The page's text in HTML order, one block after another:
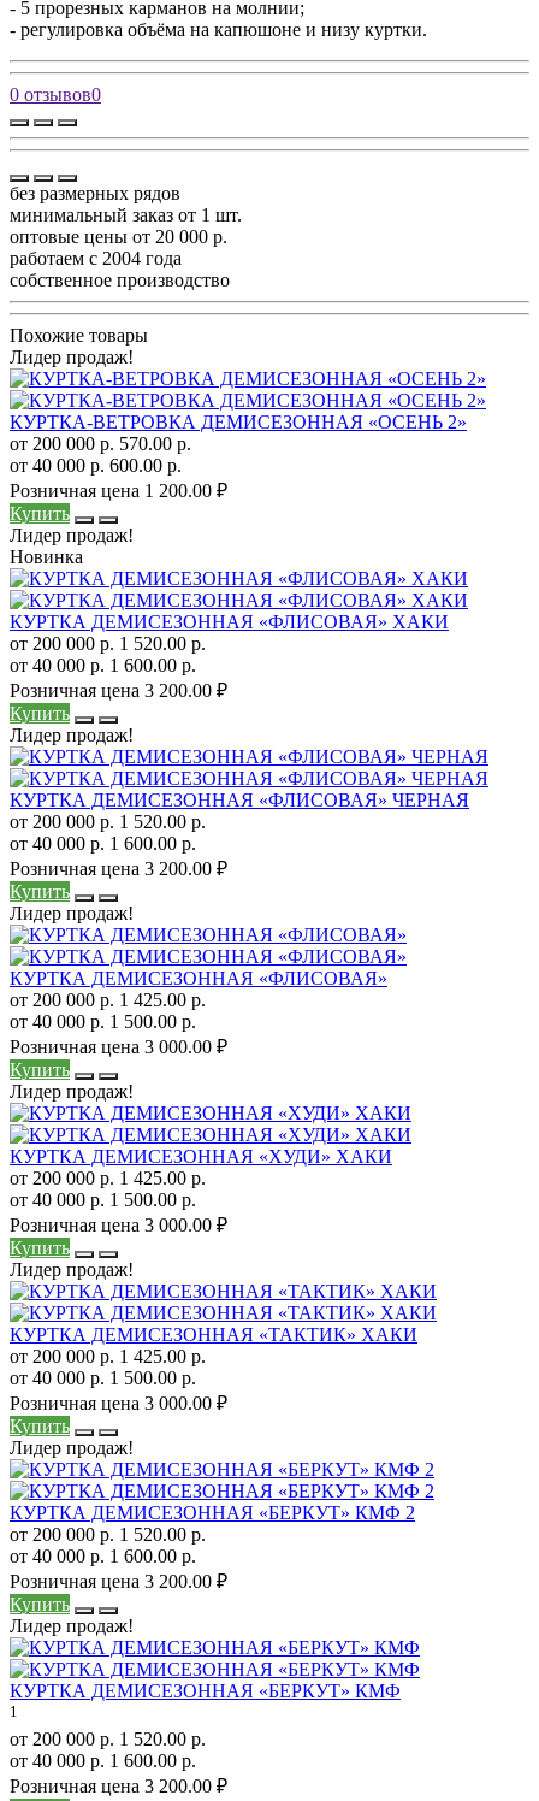
- 5 прорезных карманов на молнии;
- регулировка объёма на капюшоне и низу куртки.
0 отзывов0
без размерных рядов
минимальный заказ от 1 шт.
оптовые цены от 20 000 р.
работаем с 2004 года
собственное производство
Похожие товары
Лидер продаж!
КУРТКА-ВЕТРОВКА ДЕМИСЕЗОННАЯ «ОСЕНЬ 2»
от 200 000 р. 570.00 р.
от 40 000 р. 600.00 р.
Розничная цена 1 200.00 ₽
Купить
Лидер продаж!
Новинка
КУРТКА ДЕМИСЕЗОННАЯ «ФЛИСОВАЯ» ХАКИ
от 200 000 р. 1 520.00 р.
от 40 000 р. 1 600.00 р.
Розничная цена 3 200.00 ₽
Купить
Лидер продаж!
КУРТКА ДЕМИСЕЗОННАЯ «ФЛИСОВАЯ» ЧЕРНАЯ
от 200 000 р. 1 520.00 р.
от 40 000 р. 1 600.00 р.
Розничная цена 3 200.00 ₽
Купить
Лидер продаж!
КУРТКА ДЕМИСЕЗОННАЯ «ФЛИСОВАЯ»
от 200 000 р. 1 425.00 р.
от 40 000 р. 1 500.00 р.
Розничная цена 3 000.00 ₽
Купить
Лидер продаж!
КУРТКА ДЕМИСЕЗОННАЯ «ХУДИ» ХАКИ
от 200 000 р. 1 425.00 р.
от 40 000 р. 1 500.00 р.
Розничная цена 3 000.00 ₽
Купить
Лидер продаж!
КУРТКА ДЕМИСЕЗОННАЯ «ТАКТИК» ХАКИ
от 200 000 р. 1 425.00 р.
от 40 000 р. 1 500.00 р.
Розничная цена 3 000.00 ₽
Купить
Лидер продаж!
КУРТКА ДЕМИСЕЗОННАЯ «БЕРКУТ» КМФ 2
от 200 000 р. 1 520.00 р.
от 40 000 р. 1 600.00 р.
Розничная цена 3 200.00 ₽
Купить
Лидер продаж!
КУРТКА ДЕМИСЕЗОННАЯ «БЕРКУТ» КМФ
1
от 200 000 р. 1 520.00 р.
от 40 000 р. 1 600.00 р.
Розничная цена 3 200.00 ₽